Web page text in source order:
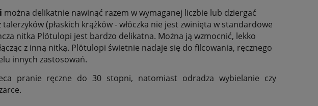
można delikatnie nawinąć razem w wymaganej liczbie lub dziergać
(płaskich krążków - włóczka nie jest zwinięta w standardowe
nitka Plötulopi jest bardzo delikatna. Można ją wzmocnić, lekko
z inną nitką. Plötulopi świetnie nadaje się do filcowania, ręcznego
innych zastosowań.
pranie ręczne do 30 stopni, natomiast odradza wybielanie czy